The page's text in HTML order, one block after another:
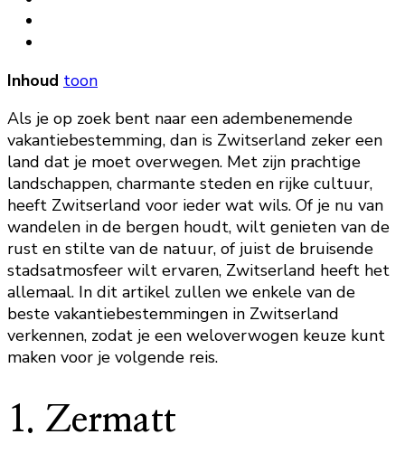
Inhoud toon
Als je op zoek bent naar een adembenemende
vakantiebestemming, dan is Zwitserland zeker een
land dat je moet overwegen. Met zijn prachtige
landschappen, charmante steden en rijke cultuur,
heeft Zwitserland voor ieder wat wils. Of je nu van
wandelen in de bergen houdt, wilt genieten van de
rust en stilte van de natuur, of juist de bruisende
stadsatmosfeer wilt ervaren, Zwitserland heeft het
allemaal. In dit artikel zullen we enkele van de
beste vakantiebestemmingen in Zwitserland
verkennen, zodat je een weloverwogen keuze kunt
maken voor je volgende reis.
1. Zermatt